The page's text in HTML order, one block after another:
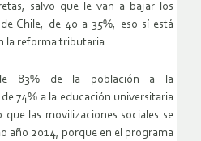
salvo que le van a bajar los
Chile, de 40 a 35%, eso sí está
la reforma tributaria.
83% de la población a la
74% a la educación universitaria
las movilizaciones sociales se
año 2014, porque en el programa